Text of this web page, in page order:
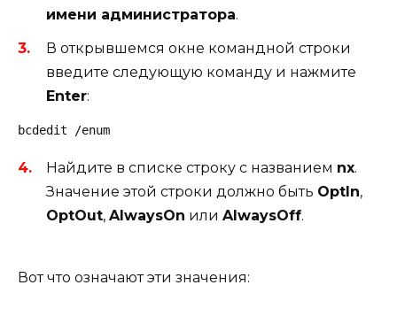
имени администратора.
В открывшемся окне командной строки
введите следующую команду и нажмите
Enter:
bcdedit /enum
Найдите в списке строку с названием nx.
Значение этой строки должно быть OptIn,
OptOut, AlwaysOn или AlwaysOff.
Вот что означают эти значения: